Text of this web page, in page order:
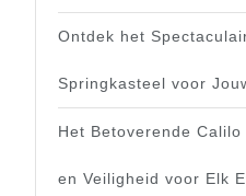
Ontdek het
Springkasteel voor
Het Betoverende
en Veiligheid voor Elk